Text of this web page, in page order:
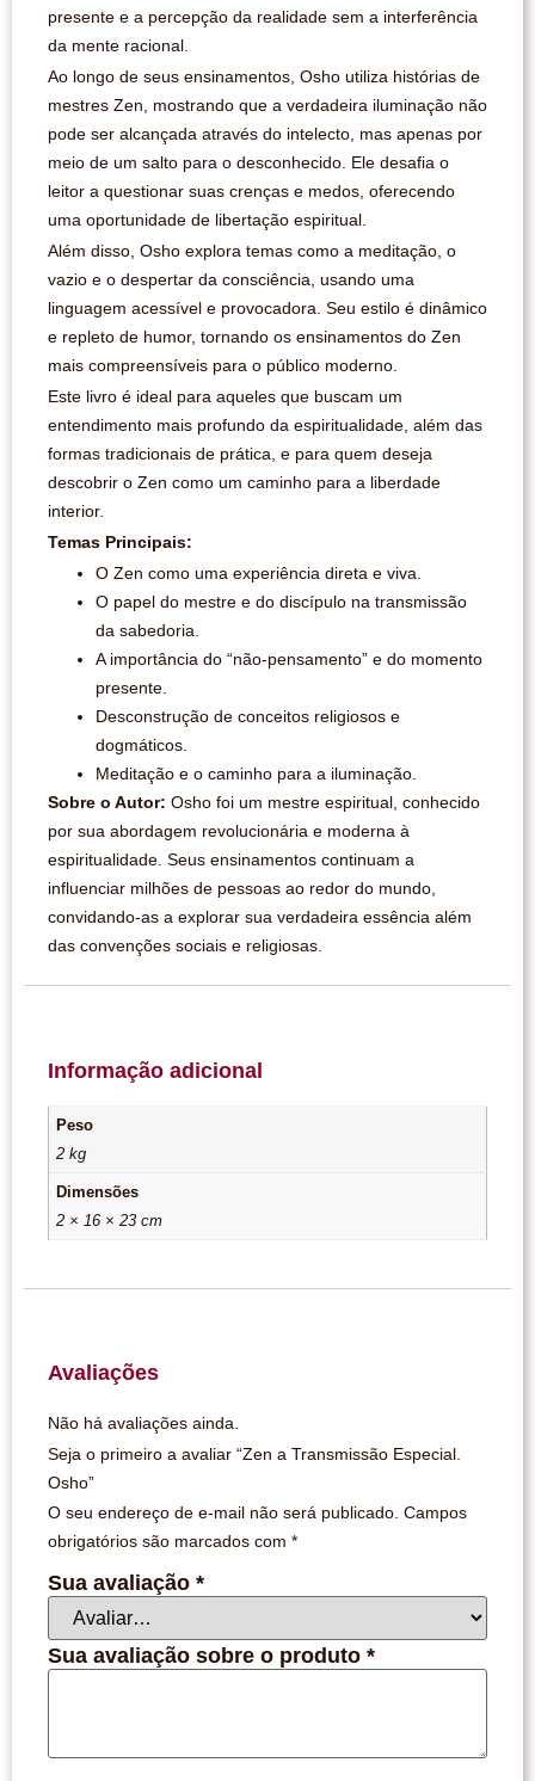
presente e a percepção da realidade sem a interferência
da mente racional.
Ao longo de seus ensinamentos, Osho utiliza histórias de
mestres Zen, mostrando que a verdadeira iluminação não
pode ser alcançada através do intelecto, mas apenas por
meio de um salto para o desconhecido. Ele desafia o
leitor a questionar suas crenças e medos, oferecendo
uma oportunidade de libertação espiritual.
Além disso, Osho explora temas como a meditação, o
vazio e o despertar da consciência, usando uma
linguagem acessível e provocadora. Seu estilo é dinâmico
e repleto de humor, tornando os ensinamentos do Zen
mais compreensíveis para o público moderno.
Este livro é ideal para aqueles que buscam um
entendimento mais profundo da espiritualidade, além das
formas tradicionais de prática, e para quem deseja
descobrir o Zen como um caminho para a liberdade
interior.
Temas Principais:
O Zen como uma experiência direta e viva.
O papel do mestre e do discípulo na transmissão
da sabedoria.
A importância do “não-pensamento” e do momento
presente.
Desconstrução de conceitos religiosos e
dogmáticos.
Meditação e o caminho para a iluminação.
Sobre o Autor: Osho foi um mestre espiritual, conhecido
por sua abordagem revolucionária e moderna à
espiritualidade. Seus ensinamentos continuam a
influenciar milhões de pessoas ao redor do mundo,
convidando-as a explorar sua verdadeira essência além
das convenções sociais e religiosas.
Informação adicional
Peso
2 kg
Dimensões
2 × 16 × 23 cm
Avaliações
Não há avaliações ainda.
Seja o primeiro a avaliar “Zen a Transmissão Especial.
Osho”
O seu endereço de e-mail não será publicado. Campos
obrigatórios são marcados com *
Sua avaliação *
Sua avaliação sobre o produto *